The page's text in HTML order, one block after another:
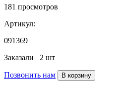
181 просмотров
Артикул:
091369
Заказали 2 шт
Позвонить нам В корзину